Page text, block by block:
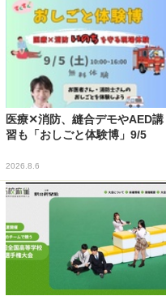
医療✕消防、縫合デモやAED講
習も「おしごと体験博」9/5
2026.8.6